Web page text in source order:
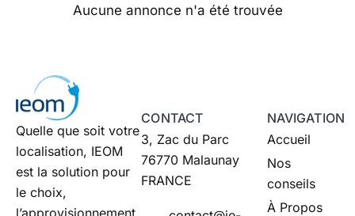
Aucune annonce n'a été trouvée
Quelle que soit votre
localisation, IEOM
est la solution pour
le choix,
l’approvisionnement
CONTACT
3, Zac du Parc
76770 Malaunay
FRANCE
NAVIGATION
Accueil
Nos
conseils
À Propos